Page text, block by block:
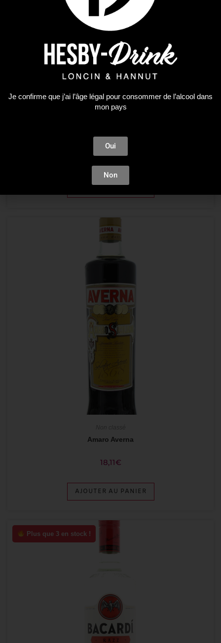
BAILEYS 0.70 /W05
Amaro Averna
18,11€
AJOUTER AU PANIER
Plus que 3 en stock !
Je confirme que j’ai l’âge légal pour consommer de l’alcool dans
mon pays
Oui
Non